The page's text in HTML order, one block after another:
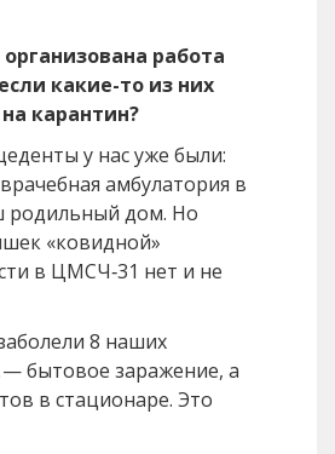
работа
какие-то из них
карантин?
у нас уже были:
амбулатория в
родильный дом. Но
«ковидной»
в ЦМСЧ‑31 нет и не
8 наших
— бытовое заражение, а
в стационаре. Это